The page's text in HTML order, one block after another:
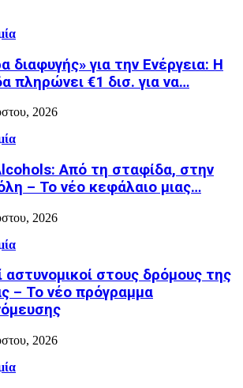
διαφυγής» για την Ενέργεια: Η
πληρώνει €1 δισ. για να…
2026
Από τη σταφίδα, στην
– Το νέο κεφάλαιο μιας…
2026
αστυνομικοί στους δρόμους της
– Το νέο πρόγραμμα
2026